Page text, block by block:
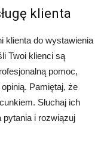
klienta
klienta do wystawienia
Twoi klienci są
pomoc,
Pamiętaj, że
Słuchaj ich
pytania i rozwiązuj